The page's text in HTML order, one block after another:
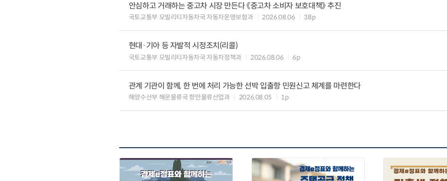
안심하고 거래하는 중고차 시장 만든다 《중고차 소비자 보호대책》 추진
국토교통부 모빌리티자동차국 자동차운영보험과 2026.08.06 38p
현대·기아 등 자발적 시정조치(리콜)
국토교통부 모빌리티자동차국 자동차정책과 2026.08.06 6p
관계 기관이 함께, 한 번에 처리 가능한 선박 입출항 민원신고 체계를 마련한다
해양수산부 해운물류국 항만물류산업과 2026.08.05 1p